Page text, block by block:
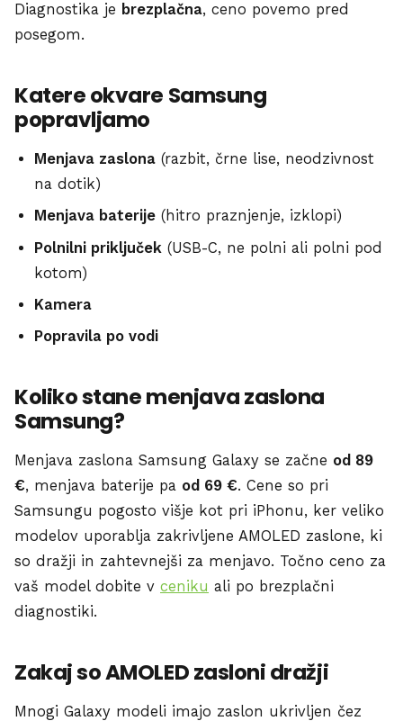
Diagnostika je brezplačna, ceno povemo pred
posegom.
Katere okvare Samsung
popravljamo
Menjava zaslona(razbit, črne lise, neodzivnost
na dotik)
Menjava baterije(hitro praznjenje, izklopi)
Polnilni priključek (USB-C, ne polni ali polni pod
kotom)
Kamera
Popravila po vodi
Koliko stane menjava zaslona
Samsung?
Menjava zaslona Samsung Galaxy se začne od 89
€, menjava baterije pa od 69 €. Cene so pri
Samsungu pogosto višje kot pri iPhonu, ker veliko
modelov uporablja zakrivljene AMOLED zaslone, ki
so dražji in zahtevnejši za menjavo. Točno ceno za
vaš model dobite v ceniku ali po brezplačni
diagnostiki.
Zakaj so AMOLED zasloni dražji
Mnogi Galaxy modeli imajo zaslon ukrivljen čez